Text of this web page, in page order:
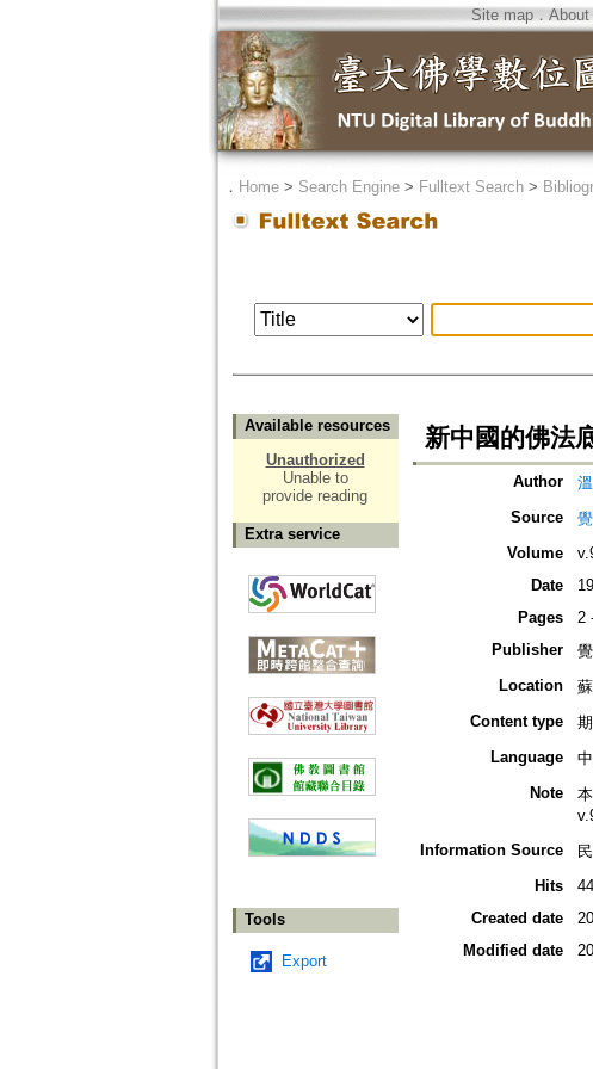
Site map．About
． Home> Search Engine> Fulltext Search>
Available resources
Unauthorized
Unable to
provide reading
Extra service
Tools
Export
新中國的佛法
Author
Source
Volume
Date
Pages
2
Publisher
Location
Content type
Language
Note
Information Source
Hits
Created date
Modified date